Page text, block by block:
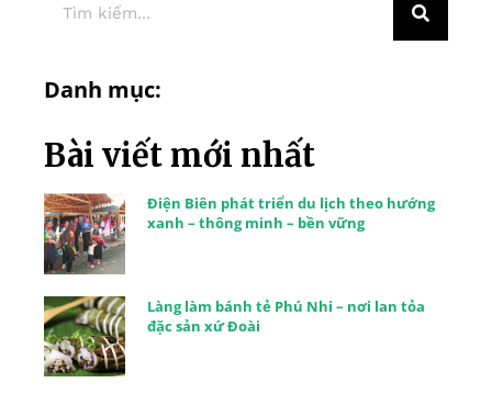
Danh mục:
Bài viết mới nhất
Điện Biên phát triển du lịch theo hướng
xanh – thông minh – bền vững
Làng làm bánh tẻ Phú Nhi – nơi lan tỏa
đặc sản xứ Đoài